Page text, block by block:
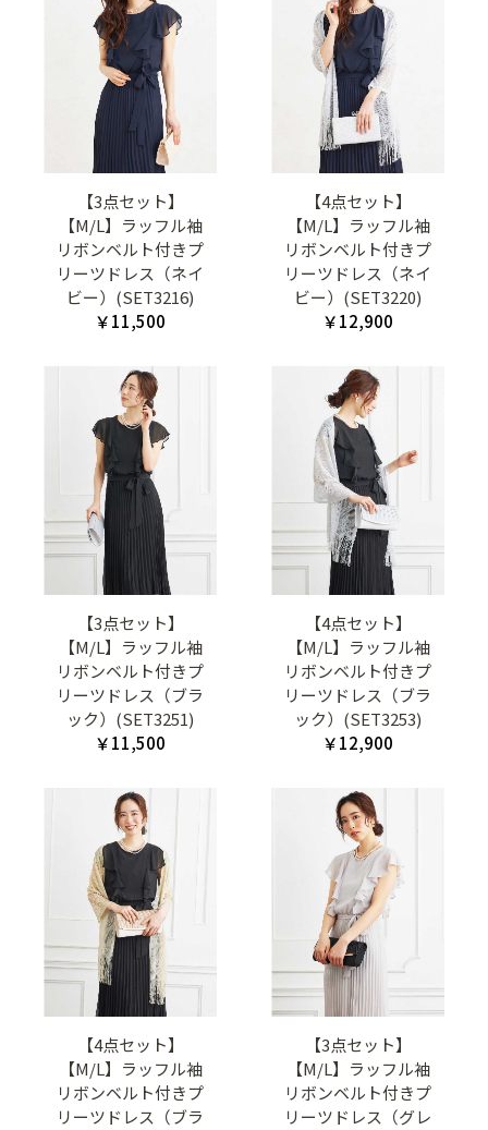
【3点セット】
【M/L】ラッフル袖
リボンベルト付きプ
リーツドレス（ネイ
ビー）(SET3216)
￥11,500
【4点セット】
【M/L】ラッフル袖
リボンベルト付きプ
リーツドレス（ネイ
ビー）(SET3220)
￥12,900
【3点セット】
【M/L】ラッフル袖
リボンベルト付きプ
リーツドレス（ブラ
ック）(SET3251)
￥11,500
【4点セット】
【M/L】ラッフル袖
リボンベルト付きプ
リーツドレス（ブラ
ック）(SET3253)
￥12,900
【4点セット】
【M/L】ラッフル袖
リボンベルト付きプ
リーツドレス（ブラ
【3点セット】
【M/L】ラッフル袖
リボンベルト付きプ
リーツドレス（グレ